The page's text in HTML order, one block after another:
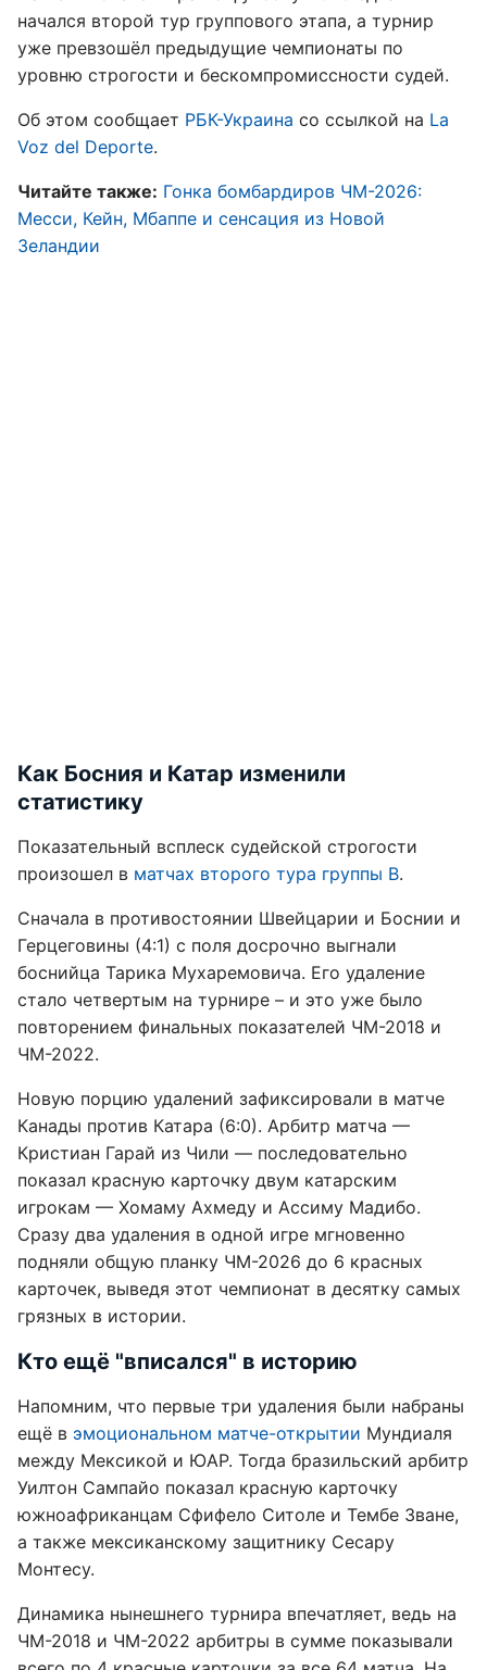
начался второй тур группового этапа, а турнир
уже превзошёл предыдущие чемпионаты по
уровню строгости и бескомпромиссности судей.
Об этом сообщает РБК-Украина со ссылкой на La
Voz del Deporte.
Читайте также: Гонка бомбардиров ЧМ-2026:
Месси, Кейн, Мбаппе и сенсация из Новой
Зеландии
Как Босния и Катар изменили
статистику
Показательный всплеск судейской строгости
произошел в матчах второго тура группы B.
Сначала в противостоянии Швейцарии и Боснии и
Герцеговины (4:1) с поля досрочно выгнали
боснийца Тарика Мухаремовича. Его удаление
стало четвертым на турнире – и это уже было
повторением финальных показателей ЧМ-2018 и
ЧМ-2022.
Новую порцию удалений зафиксировали в матче
Канады против Катара (6:0). Арбитр матча —
Кристиан Гарай из Чили — последовательно
показал красную карточку двум катарским
игрокам — Хомаму Ахмеду и Ассиму Мадибо.
Сразу два удаления в одной игре мгновенно
подняли общую планку ЧМ-2026 до 6 красных
карточек, выведя этот чемпионат в десятку самых
грязных в истории.
Кто ещё "вписался" в историю
Напомним, что первые три удаления были набраны
ещё в эмоциональном матче-открытии Мундиаля
между Мексикой и ЮАР. Тогда бразильский арбитр
Уилтон Сампайо показал красную карточку
южноафриканцам Сфифело Ситоле и Тембе Зване,
а также мексиканскому защитнику Сесару
Монтесу.
Динамика нынешнего турнира впечатляет, ведь на
ЧМ-2018 и ЧМ-2022 арбитры в сумме показывали